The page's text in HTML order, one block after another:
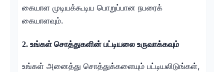
கையாள முடியக்கூடிய பொறுப்பான நபரைக்
கையாளவும்.
2. உங்கள் சொத்துகளின் பட்டியலை உருவாக்கவும்
உங்கள் அனைத்து சொத்துக்களையும் பட்டியலிடுங்கள்,